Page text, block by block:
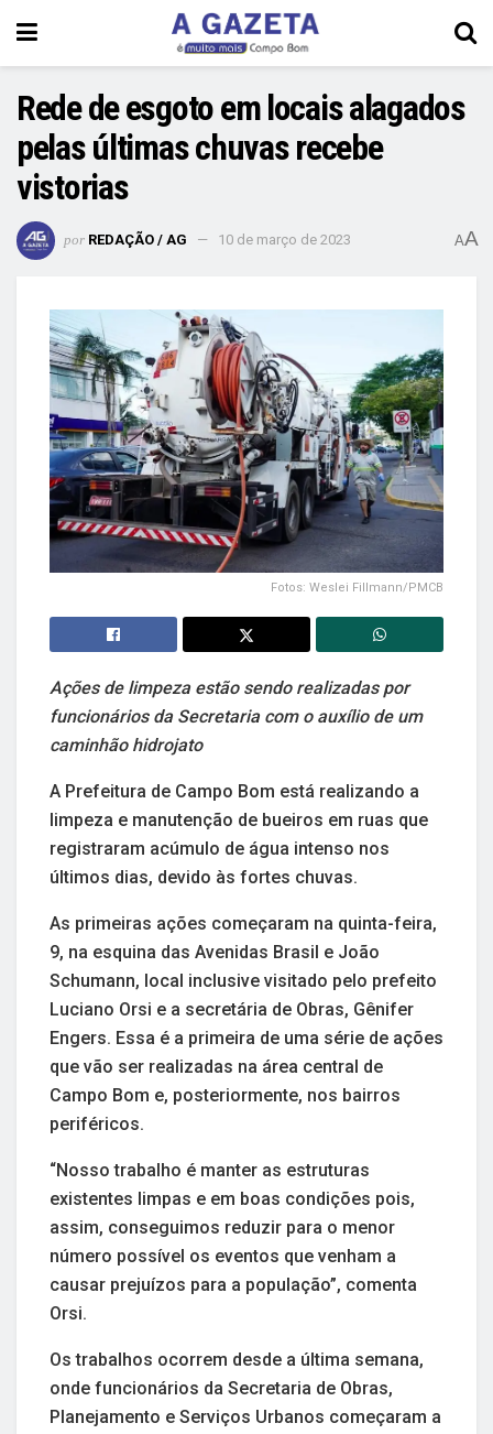
Rede de esgoto em locais alagados
pelas últimas chuvas recebe
vistorias
por REDAÇÃO / AG 10 de março de 2023 AA
Fotos: Weslei Fillmann/PMCB
Ações de limpeza estão sendo realizadas por
funcionários da Secretaria com o auxílio de um
caminhão hidrojato
A Prefeitura de Campo Bom está realizando a
limpeza e manutenção de bueiros em ruas que
registraram acúmulo de água intenso nos
últimos dias, devido às fortes chuvas.
As primeiras ações começaram na quinta-feira,
9, na esquina das Avenidas Brasil e João
Schumann, local inclusive visitado pelo prefeito
Luciano Orsi e a secretária de Obras, Gênifer
Engers. Essa é a primeira de uma série de ações
que vão ser realizadas na área central de
Campo Bom e, posteriormente, nos bairros
periféricos.
“Nosso trabalho é manter as estruturas
existentes limpas e em boas condições pois,
assim, conseguimos reduzir para o menor
número possível os eventos que venham a
causar prejuízos para a população”, comenta
Orsi.
Os trabalhos ocorrem desde a última semana,
onde funcionários da Secretaria de Obras,
Planejamento e Serviços Urbanos começaram a